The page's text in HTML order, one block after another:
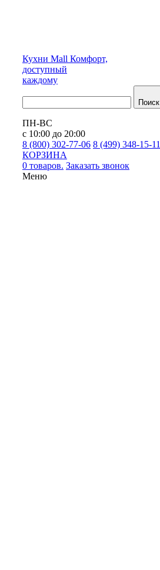
Кухни Mall Комфорт,
доступный
каждому
Поиск
ПН-ВС
с 10:00 до 20:00
8 (800) 302-77-06 8 (499) 348-15-11
КОРЗИНА
0 товаров. Заказать звонок
Меню